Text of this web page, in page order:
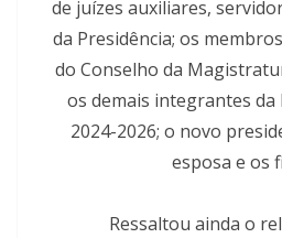
de juízes auxiliares,
da Presidência; os
do Conselho da
os demais integrantes
2024-2026; o novo
esposa e os
Ressaltou ainda o